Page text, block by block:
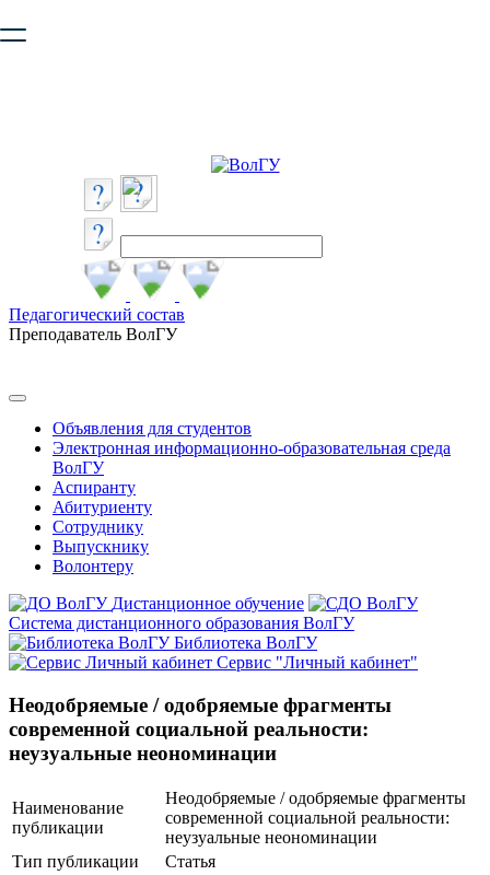
безопасную работу с сайтом. Пожалуйста
Педагогический состав
Преподаватель ВолГУ
Объявления для студентов
Электронная информационно-образовательная среда
ВолГУ
Аспиранту
Абитуриенту
Сотруднику
Выпускнику
Волонтеру
Дистанционное обучение
Система дистанционного образования ВолГУ
Библиотека ВолГУ
Сервис "Личный кабинет"
Неодобряемые / одобряемые фрагменты
современной социальной реальности:
неузуальные неономинации
Наименование
публикации
Неодобряемые / одобряемые фрагменты
современной социальной реальности:
неузуальные неономинации
Тип публикации
Статья